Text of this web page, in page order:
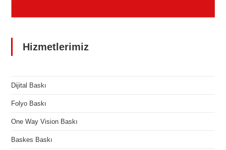
Hizmetlerimiz
Dijital Baskı
Folyo Baskı
One Way Vision Baskı
Baskes Baskı